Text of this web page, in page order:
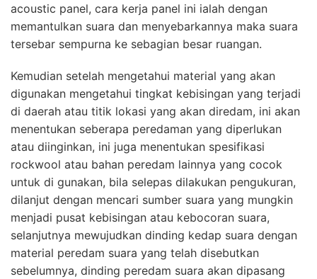
acoustic panel, cara kerja panel ini ialah dengan
memantulkan suara dan menyebarkannya maka suara
tersebar sempurna ke sebagian besar ruangan.
Kemudian setelah mengetahui material yang akan
digunakan mengetahui tingkat kebisingan yang terjadi
di daerah atau titik lokasi yang akan diredam, ini akan
menentukan seberapa peredaman yang diperlukan
atau diinginkan, ini juga menentukan spesifikasi
rockwool atau bahan peredam lainnya yang cocok
untuk di gunakan, bila selepas dilakukan pengukuran,
dilanjut dengan mencari sumber suara yang mungkin
menjadi pusat kebisingan atau kebocoran suara,
selanjutnya mewujudkan dinding kedap suara dengan
material peredam suara yang telah disebutkan
sebelumnya, dinding peredam suara akan dipasang